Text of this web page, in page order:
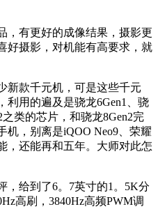
有更好的成像结果，摄影更
好摄影，对机能有高要求，就
款千元机，可是这些千元
利用的遍及是骁龙6Gen1、骁
之类的芯片，和骁龙8Gen2完
机，别离是iQOO Neo9、荣耀
，还能再和五年。大师对此怎
给到了6。7英寸的1。5K分
高刷，3840Hz高频PWM调